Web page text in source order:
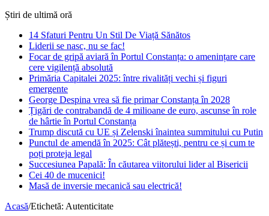
Știri de ultimă oră
14 Sfaturi Pentru Un Stil De Viață Sănătos
Liderii se nasc, nu se fac!
Focar de gripă aviară în Portul Constanța: o amenințare care
cere vigilență absolută
Primăria Capitalei 2025: între rivalități vechi și figuri
emergente
George Despina vrea să fie primar Constanța în 2028
Țigări de contrabandă de 4 milioane de euro, ascunse în role
de hârtie în Portul Constanța
Trump discută cu UE și Zelenski înaintea summitului cu Putin
Punctul de amendă în 2025: Cât plătești, pentru ce și cum te
poți proteja legal
Succesiunea Papală: În căutarea viitorului lider al Bisericii
Cei 40 de mucenici!
Masă de inversie mecanică sau electrică!
Acasă/Etichetă: Autenticitate